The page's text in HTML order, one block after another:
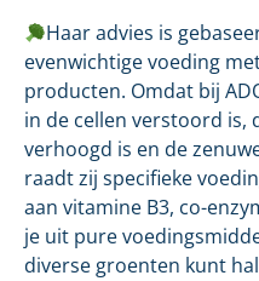
Haar advies is
evenwichtige voeding
producten. Omdat bij
in de cellen verstoord is,
verhoogd is en de
raadt zij specifieke
aan vitamine B3, co-
je uit pure
diverse groenten kunt